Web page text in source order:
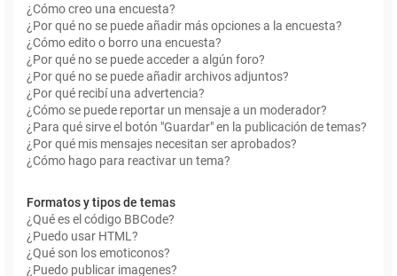
¿Cómo creo una encuesta?
¿Por qué no se puede añadir más opciones a la encuesta?
¿Cómo edito o borro una encuesta?
¿Por qué no se puede acceder a algún foro?
¿Por qué no se puede añadir archivos adjuntos?
¿Por qué recibí una advertencia?
¿Cómo se puede reportar un mensaje a un moderador?
¿Para qué sirve el botón "Guardar" en la publicación de temas?
¿Por qué mis mensajes necesitan ser aprobados?
¿Cómo hago para reactivar un tema?
Formatos y tipos de temas
¿Qué es el código BBCode?
¿Puedo usar HTML?
¿Qué son los emoticonos?
¿Puedo publicar imagenes?